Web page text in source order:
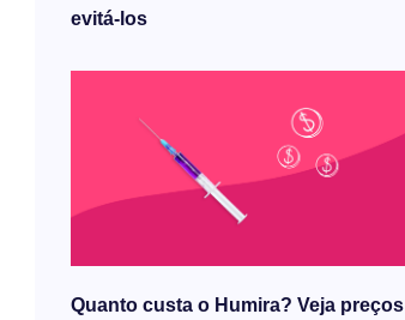
evitá-los
Quanto custa o Humira? Veja preços